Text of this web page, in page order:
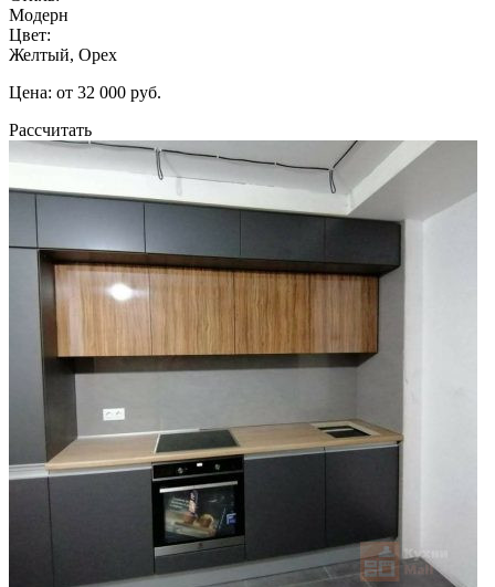
Модерн
Цвет:
Желтый, Орех
Цена: от 32 000 руб.
Рассчитать